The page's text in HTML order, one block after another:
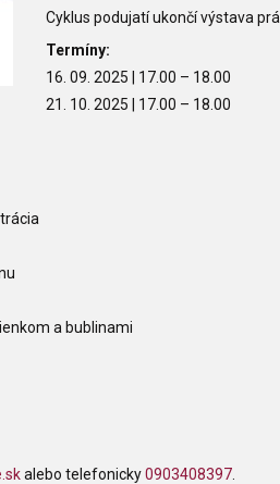
Cyklus podujatí ukončí výstava
Termíny:
16. 09. 2025
| 17.00 – 18.00
21. 10. 2025
| 17.00 – 18.00
a bublinami
alebo telefonicky0903408397